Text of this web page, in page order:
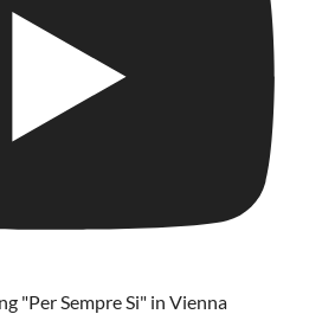
"Per Sempre Si" in Vienna